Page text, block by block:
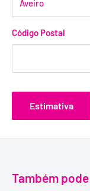
Código Postal
Estimativa
Também